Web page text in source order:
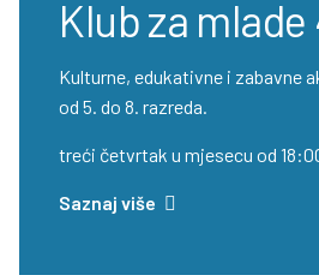
Klub za
Kulturne, edukativne i zabavne
od 5. do 8. razreda.
treći četvrtak u mjesecu od
Saznaj više